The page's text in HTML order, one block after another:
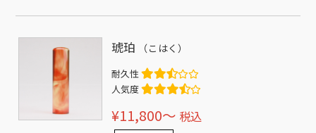
琥珀 （こはく）
耐久性
人気度
¥11,800〜 税込